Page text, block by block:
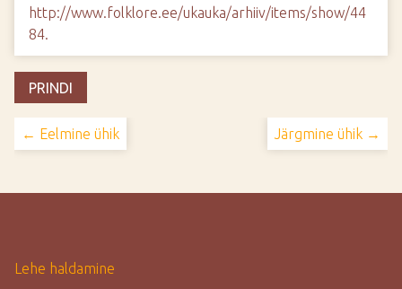
http://www.folklore.ee/ukauka/arhiiv/items/show/44
84.
PRINDI
← Eelmine ühik Järgmine ühik →
Lehe haldamine